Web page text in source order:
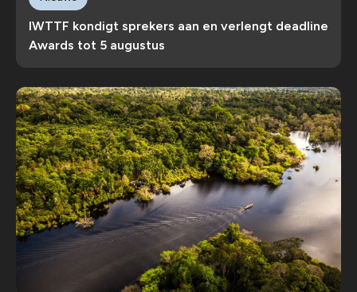
IWTTF kondigt sprekers aan en verlengt deadline
Awards tot 5 augustus